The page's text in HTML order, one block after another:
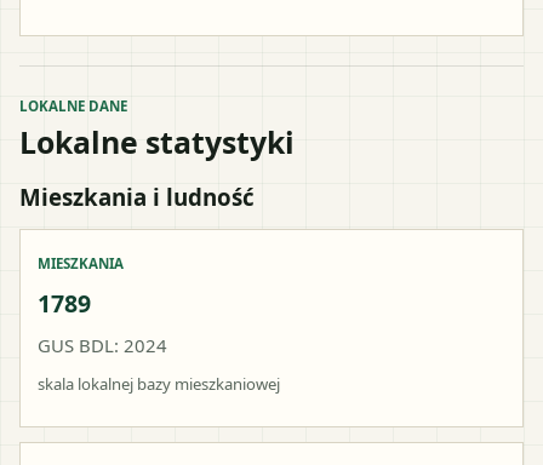
LOKALNE DANE
Lokalne statystyki
Mieszkania i ludność
MIESZKANIA
1789
GUS BDL: 2024
skala lokalnej bazy mieszkaniowej